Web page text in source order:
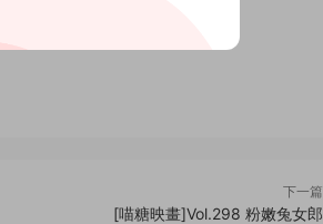
下一篇
[喵糖映畫]Vol.298 粉嫩兔女郎